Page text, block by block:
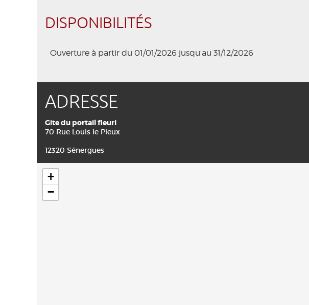
DISPONIBILITÉS
Ouverture à partir du 01/01/2026 jusqu'au 31/12/2026
ADRESSE
Gite du portail fleuri
70 Rue Louis le Pieux
12320 Sénergues
+
−